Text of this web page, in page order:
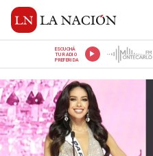
ESCUCHÁ
TU RADIO
PREFERIDA